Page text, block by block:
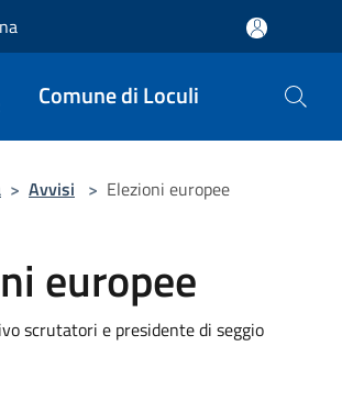
Comune di Loculi
> Avvisi > Elezioni europee
europee
scrutatori e presidente di seggio